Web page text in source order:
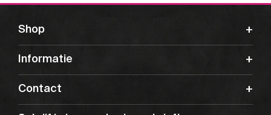
Shop
Informatie
Contact